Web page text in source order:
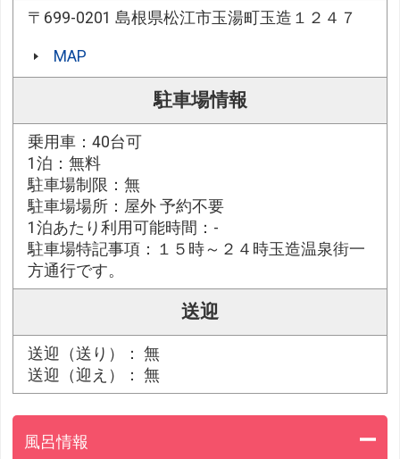
〒699-0201 島根県松江市玉湯町玉造１２４７
MAP
駐車場情報
乗用車：40台可
1泊：無料
駐車場制限：無
駐車場場所：屋外 予約不要
1泊あたり利用可能時間：-
駐車場特記事項：１５時～２４時玉造温泉街一
方通行です。
送迎
送迎（送り）： 無
送迎（迎え）： 無
風呂情報